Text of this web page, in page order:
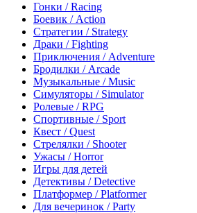
Гонки / Racing
Боевик / Action
Стратегии / Strategy
Драки / Fighting
Приключения / Adventure
Бродилки / Arcade
Музыкальные / Music
Симуляторы / Simulator
Ролевые / RPG
Спортивные / Sport
Квест / Quest
Стрелялки / Shooter
Ужасы / Horror
Игры для детей
Детективы / Detective
Платформер / Platformer
Для вечеринок / Party